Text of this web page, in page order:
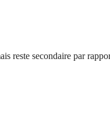
reste secondaire par